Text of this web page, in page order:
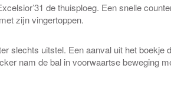
de thuisploeg. Een snelle
zijn vingertoppen.
slechts uitstel. Een aanval uit het
nam de bal in voorwaartse beweging